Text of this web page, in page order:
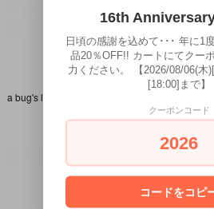
SOLD OUT
16th
日頃の感謝を込めて･･･ 年に1
品20％OFF!! カートにてクー
力ください。 【2026/08/06(木
[18:00]まで】
クーポンコード
2026
コードをコピ